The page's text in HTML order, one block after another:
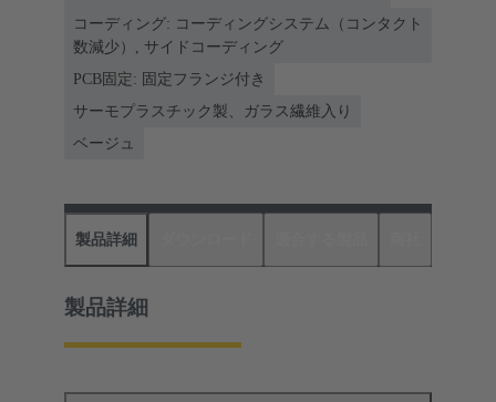
コーディング: コーディングシステム（コンタクト
数減少）, サイドコーディング
PCB固定: 固定フランジ付き
サーモプラスチック製、ガラス繊維入り
ベージュ
製品詳細
製品詳細